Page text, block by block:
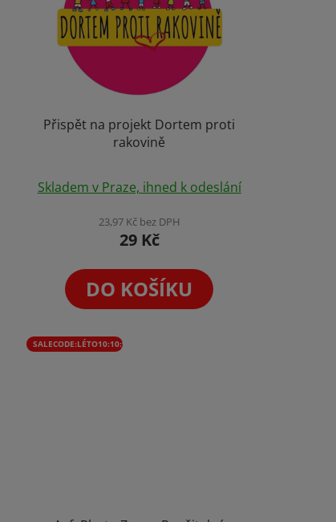
Přispět na projekt Dortem proti
rakovině
Skladem v Praze, ihned k odeslání
23,97 Kč bez DPH
29 Kč
DO KOŠÍKU
SALECODE:LÉTO10:10:%